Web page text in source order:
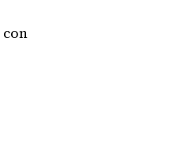
con